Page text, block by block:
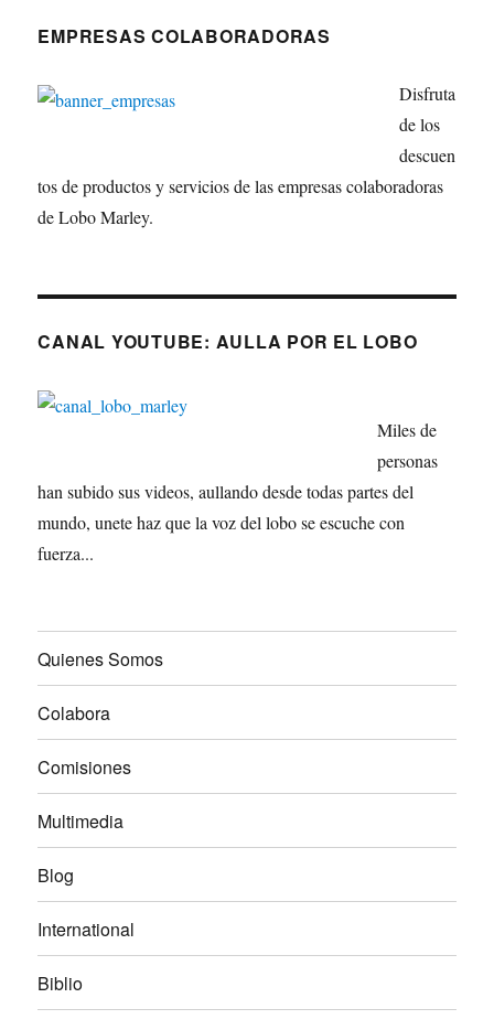
EMPRESAS COLABORADORAS
Disfruta
de los
descuen
tos de productos y servicios de las empresas colaboradoras
de Lobo Marley.
CANAL YOUTUBE: AULLA POR EL LOBO
Miles de
personas
han subido sus videos, aullando desde todas partes del
mundo, unete haz que la voz del lobo se escuche con
fuerza...
Quienes Somos
Colabora
Comisiones
Multimedia
Blog
International
Biblio